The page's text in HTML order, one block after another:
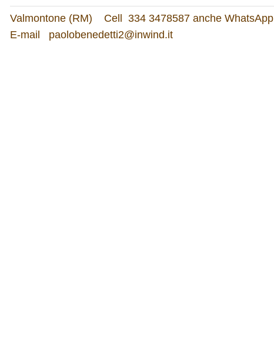
Valmontone (RM) Cell 334 3478587 anche WhatsApp
E-mail paolobenedetti2@inwind.it